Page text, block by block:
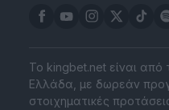
Το kingbet.net είναι από
Ελλάδα, με δωρεάν
στοιχηματικές